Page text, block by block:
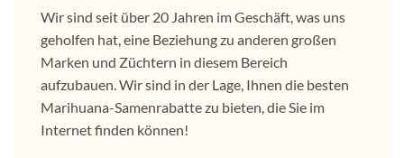
Wir sind seit über 20 Jahren im Geschäft, was uns
geholfen hat, eine Beziehung zu anderen großen
Marken und Züchtern in diesem Bereich
aufzubauen. Wir sind in der Lage, Ihnen die besten
Marihuana-Samenrabatte zu bieten, die Sie im
Internet finden können!